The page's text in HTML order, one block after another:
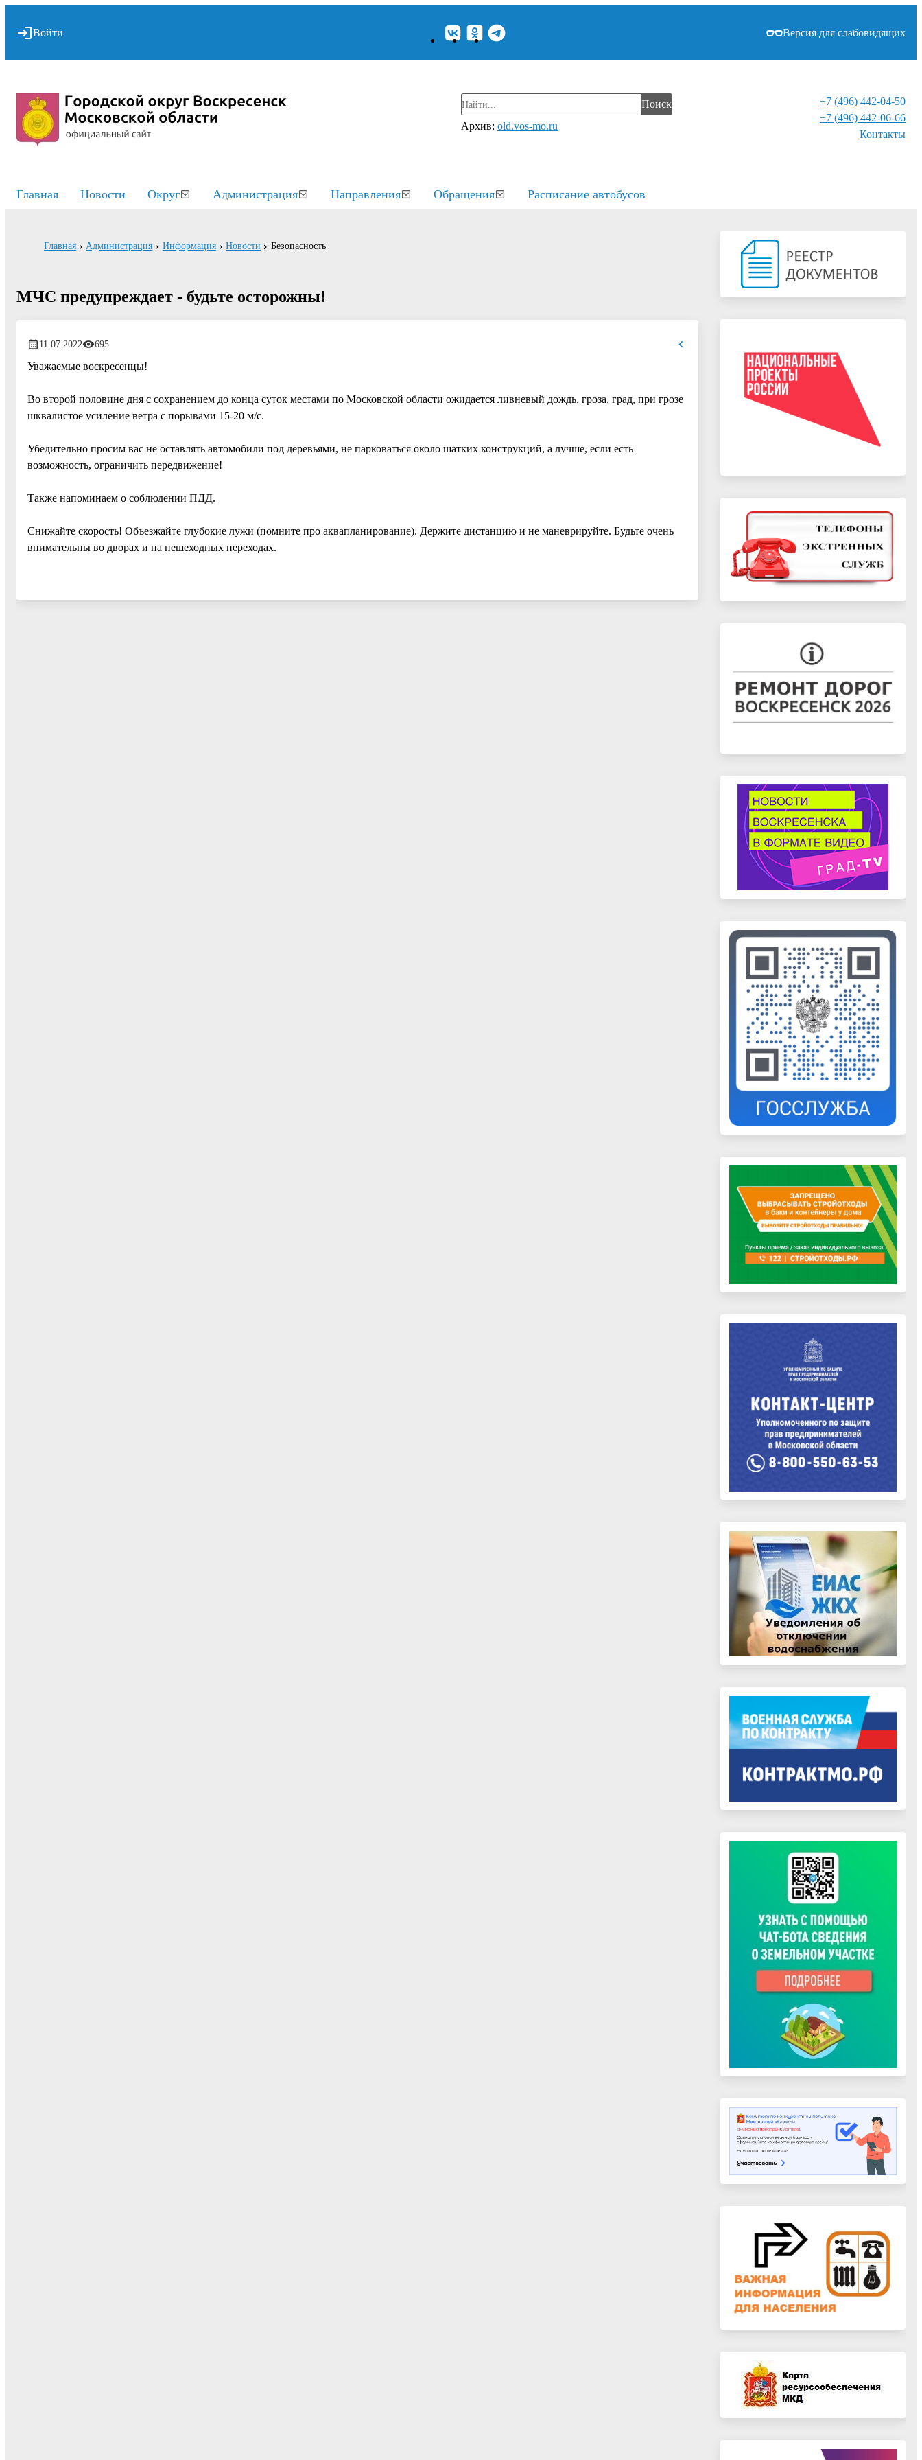
Войти Версия для слабовидящих
Поиск
Архив: old.vos-mo.ru
+7 (496) 442-04-50
+7 (496) 442-06-66
Контакты⁠
Главная Новости Округ Администрация Направления Обращения Расписание автобусов
Главная Администрация Информация Новости Безопасность
МЧС предупреждает - будьте осторожны!
11.07.2022 695
Уважаемые воскресенцы!
Во второй половине дня с сохранением до конца суток местами по Московской области ожидается ливневый дождь, гроза, град, при грозе
шквалистое усиление ветра с порывами 15-20 м/с.
Убедительно просим вас не оставлять автомобили под деревьями, не парковаться около шатких конструкций, а лучше, если есть
возможность, ограничить передвижение!
Также напоминаем о соблюдении ПДД.
Снижайте скорость! Объезжайте глубокие лужи (помните про аквапланирование). Держите дистанцию и не маневрируйте. Будьте очень
внимательны во дворах и на пешеходных переходах.